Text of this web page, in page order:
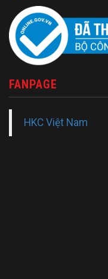
FANPAGE
HKC Việt Nam